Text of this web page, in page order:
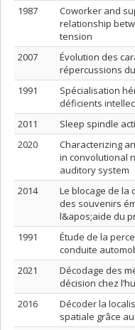
1987
Coworker and
relationship
tension
2007
Évolution des
répercussions
1991
Spécialisation
déficients
2011
Sleep spindle
2020
Characterizing
in convolutional
auditory system
2014
Le blocage de la
des souvenirs
l&apos;aide du
1991
Étude de la
conduite
2021
Décodage des
décision chez
2016
Décoder la
spatiale grâce au